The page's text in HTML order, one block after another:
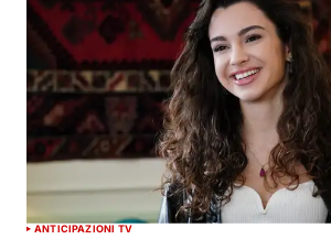
ANTICIPAZIONI TV